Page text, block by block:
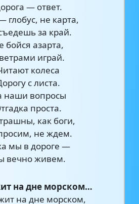
— ответ.
глобус, не карта,
за край.
бойся азарта,
играй.
колеса
с листа.
наши вопросы
проста.
как боги,
не ждем.
мы в дороге —
вечно живем.
на дне морском…
на дне морском,